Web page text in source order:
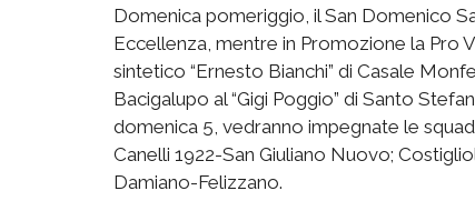
Domenica pomeriggio, il San Domenico
Eccellenza, mentre in Promozione la Pro
sintetico “Ernesto Bianchi” di Casale
Bacigalupo al “Gigi Poggio” di Santo
domenica 5, vedranno impegnate le
Canelli 1922-San Giuliano Nuovo;
Damiano-Felizzano.